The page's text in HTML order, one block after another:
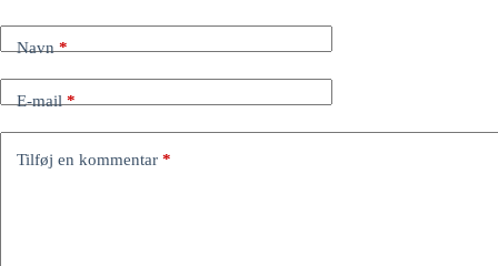
Navn*
E-mail*
Tilføj en kommentar *